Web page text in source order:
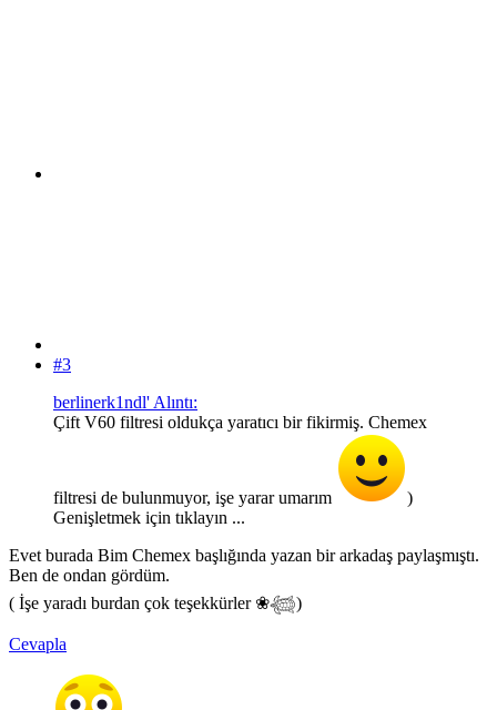
#3
berlinerk1ndl' Alıntı:
Çift V60 filtresi oldukça yaratıcı bir fikirmiş. Chemex
filtresi de bulunmuyor, işe yarar umarım
)
Genişletmek için tıklayın ...
Evet burada Bim Chemex başlığında yazan bir arkadaş paylaşmıştı.
Ben de ondan gördüm.
( İşe yaradı burdan çok teşekkürler ❀𓆉)
Cevapla